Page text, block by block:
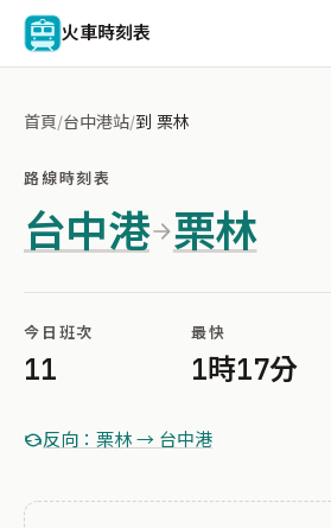
火車時刻表
首頁/台中港站/到 栗林
路線時刻表
台中港 栗林
今日班次
11
最快
1時17分
反向：栗林 → 台中港